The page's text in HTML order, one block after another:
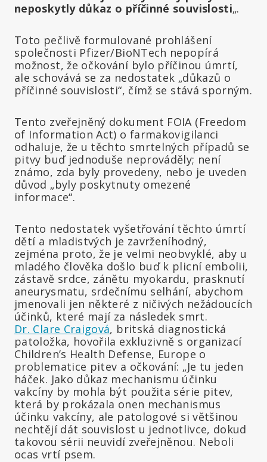
neposkytly důkaz o příčinné souvislosti„.
Toto pečlivě formulované prohlášení
společnosti Pfizer/BioNTech nepopírá
možnost, že očkování bylo příčinou úmrtí,
ale schovává se za nedostatek „důkazů o
příčinné souvislosti“, čímž se stává sporným.
Tento zveřejněný dokument FOIA (Freedom
of Information Act) o farmakovigilanci
odhaluje, že u těchto smrtelných případů se
pitvy buď jednoduše neprováděly; není
známo, zda byly provedeny, nebo je uveden
důvod „byly poskytnuty omezené
informace“.
Tento nedostatek vyšetřování těchto úmrtí
dětí a mladistvých je zavrženíhodný,
zejména proto, že je velmi neobvyklé, aby u
mladého člověka došlo buď k plicní embolii,
zástavě srdce, zánětu myokardu, prasknutí
aneurysmatu, srdečnímu selhání, abychom
jmenovali jen některé z ničivých nežádoucích
účinků, které mají za následek smrt.
Dr. Clare Craigová, britská diagnostická
patoložka, hovořila exkluzivně s organizací
Children’s Health Defense, Europe o
problematice pitev a očkování: „Je tu jeden
háček. Jako důkaz mechanismu účinku
vakcíny by mohla být použita série pitev,
která by prokázala onen mechanismus
účinku vakcíny, ale patologové si většinou
nechtějí dát souvislost u jednotlivce, dokud
takovou sérii neuvidí zveřejněnou. Neboli
ocas vrtí psem.